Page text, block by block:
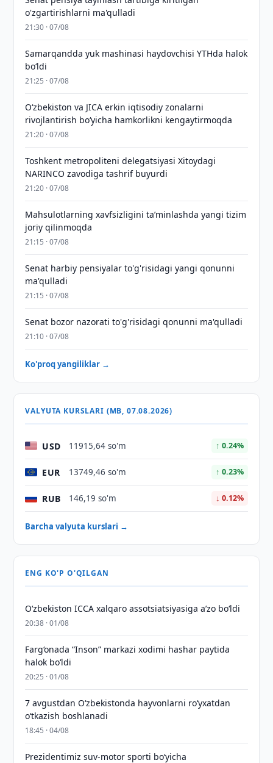
o'zgartirishlarni ma'qulladi
21:30 · 07/08
Samarqandda yuk mashinasi haydovchisi YTHda halok
bo‘ldi
21:25 · 07/08
Oʻzbekiston va JICA erkin iqtisodiy zonalarni
rivojlantirish boʻyicha hamkorlikni kengaytirmoqda
21:20 · 07/08
Toshkent metropoliteni delegatsiyasi Xitoydagi
NARINCO zavodiga tashrif buyurdi
21:20 · 07/08
Mahsulotlarning xavfsizligini taʼminlashda yangi tizim
joriy qilinmoqda
21:15 · 07/08
Senat harbiy pensiyalar to'g'risidagi yangi qonunni
ma'qulladi
21:15 · 07/08
Senat bozor nazorati to'g'risidagi qonunni ma'qulladi
21:10 · 07/08
Ko'proq yangiliklar →
VALYUTA KURSLARI (MB, 07.08.2026)
USD 11915,64 so'm ↑ 0.24%
EUR 13749,46 so'm ↑ 0.23%
RUB 146,19 so'm ↓ 0.12%
Barcha valyuta kurslari →
ENG KO'P O'QILGAN
O‘zbekiston ICCA xalqaro assotsiatsiyasiga aʼzo bo‘ldi
20:38 · 01/08
Farg‘onada “Inson” markazi xodimi hashar paytida
halok bo‘ldi
20:25 · 01/08
7 avgustdan O‘zbekistonda hayvonlarni ro‘yxatdan
o‘tkazish boshlanadi
18:45 · 04/08
Prezidentimiz suv-motor sporti bo‘yicha